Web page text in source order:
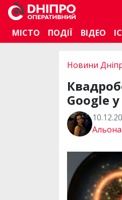
МІСТО
ПОДІЇ ВІДЕО
Новини
Google